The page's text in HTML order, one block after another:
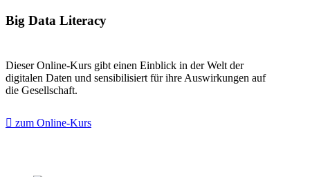
Big Data Literacy
Dieser Online-Kurs gibt einen Einblick in der Welt der
digitalen Daten und sensibilisiert für ihre Auswirkungen auf
die Gesellschaft.
zum Online-Kurs